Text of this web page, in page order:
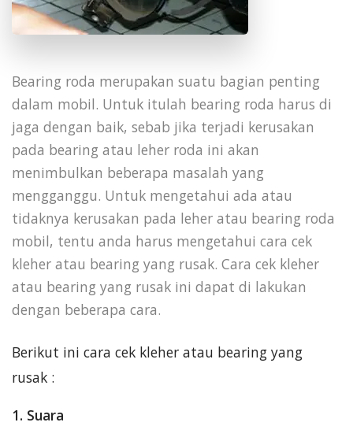
Bearing roda merupakan suatu bagian penting
dalam mobil. Untuk itulah bearing roda harus di
jaga dengan baik, sebab jika terjadi kerusakan
pada bearing atau leher roda ini akan
menimbulkan beberapa masalah yang
mengganggu. Untuk mengetahui ada atau
tidaknya kerusakan pada leher atau bearing roda
mobil, tentu anda harus mengetahui cara cek
kleher atau bearing yang rusak. Cara cek kleher
atau bearing yang rusak ini dapat di lakukan
dengan beberapa cara.
Berikut ini cara cek kleher atau bearing yang
rusak :
1. Suara